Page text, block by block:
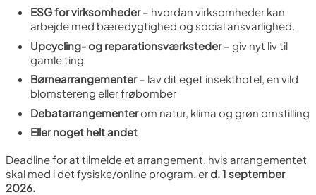
ESG for virksomheder– hvordan virksomheder kan
arbejde med bæredygtighed og social ansvarlighed.
Upcycling- og reparationsværksteder– giv nyt liv til
gamle ting
Børnearrangementer– lav dit eget insekthotel, en vild
blomstereng eller frøbomber
Debatarrangementerom natur, klima og grøn omstilling
Eller noget helt andet
Deadline for at tilmelde et arrangement, hvis arrangementet
skal med i det fysiske/online program, erd. 1 september
2026.